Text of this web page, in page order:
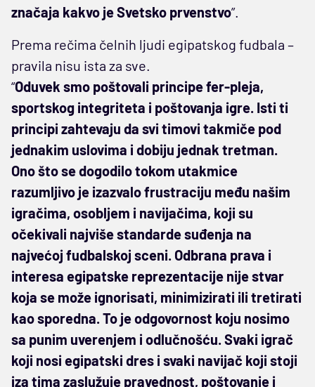
značaja kakvo je Svetsko prvenstvo”.
Prema rečima čelnih ljudi egipatskog fudbala –
pravila nisu ista za sve.
“Oduvek smo poštovali principe fer-pleja,
sportskog integriteta i poštovanja igre. Isti ti
principi zahtevaju da svi timovi takmiče pod
jednakim uslovima i dobiju jednak tretman.
Ono što se dogodilo tokom utakmice
razumljivo je izazvalo frustraciju među našim
igračima, osobljem i navijačima, koji su
očekivali najviše standarde suđenja na
najvećoj fudbalskoj sceni. Odbrana prava i
interesa egipatske reprezentacije nije stvar
koja se može ignorisati, minimizirati ili tretirati
kao sporedna. To je odgovornost koju nosimo
sa punim uverenjem i odlučnošću. Svaki igrač
koji nosi egipatski dres i svaki navijač koji stoji
iza tima zaslužuje pravednost, poštovanje i